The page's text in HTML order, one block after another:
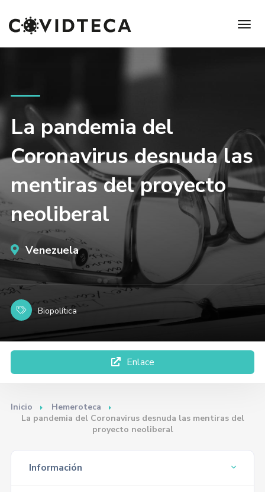
La pandemia del
Coronavirus desnuda las
mentiras del proyecto
neoliberal
Venezuela
Biopolítica
Enlace
Inicio
Hemeroteca
La pandemia del Coronavirus desnuda las mentiras del
proyecto neoliberal
Información